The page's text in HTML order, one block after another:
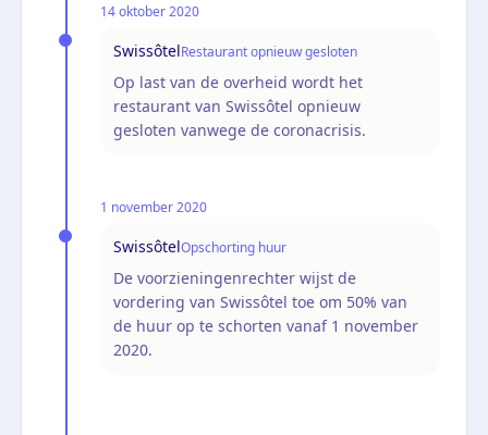
14 oktober 2020
SwissôtelRestaurant opnieuw gesloten
Op last van de overheid wordt het
restaurant van Swissôtel opnieuw
gesloten vanwege de coronacrisis.
1 november 2020
SwissôtelOpschorting huur
De voorzieningenrechter wijst de
vordering van Swissôtel toe om 50% van
de huur op te schorten vanaf 1 november
2020.